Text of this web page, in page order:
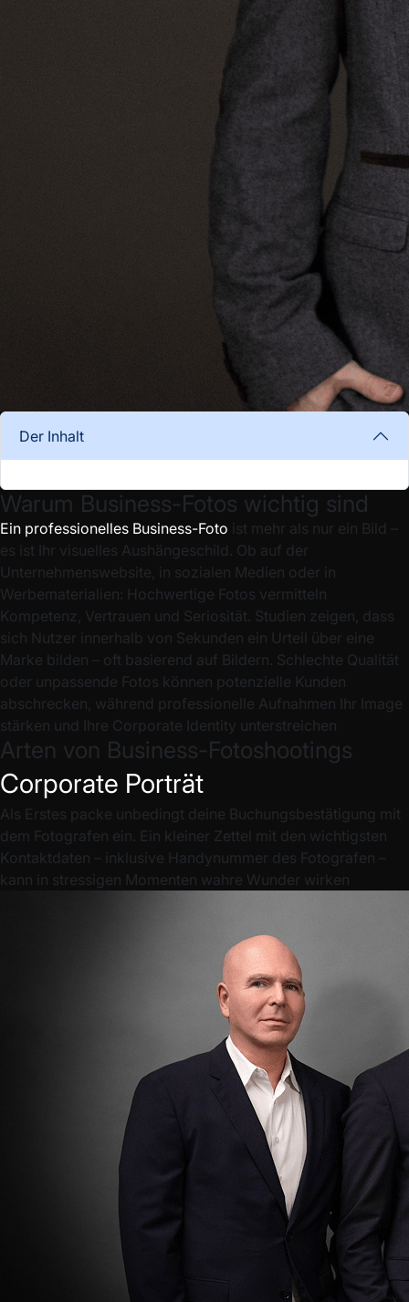
Der Inhalt
Warum Business-Fotos wichtig sind
Ein professionelles Business-Foto ist mehr als nur ein Bild –
es ist Ihr visuelles Aushängeschild. Ob auf der
Unternehmenswebsite, in sozialen Medien oder in
Werbematerialien: Hochwertige Fotos vermitteln
Kompetenz, Vertrauen und Seriosität. Studien zeigen, dass
sich Nutzer innerhalb von Sekunden ein Urteil über eine
Marke bilden – oft basierend auf Bildern. Schlechte Qualität
oder unpassende Fotos können potenzielle Kunden
abschrecken, während professionelle Aufnahmen Ihr Image
stärken und Ihre Corporate Identity unterstreichen
Arten von Business-Fotoshootings
Corporate Porträt
Als Erstes packe unbedingt deine Buchungsbestätigung mit
dem Fotografen ein. Ein kleiner Zettel mit den wichtigsten
Kontaktdaten – inklusive Handynummer des Fotografen –
kann in stressigen Momenten wahre Wunder wirken